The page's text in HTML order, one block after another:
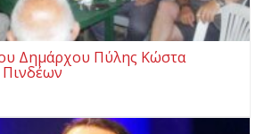
Δημάρχου Πύλης Κώστα